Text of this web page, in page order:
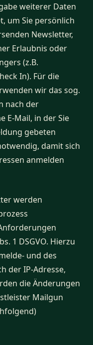
weiterer Daten
um Sie persönlich
Newsletter,
Erlaubnis oder
(z.B.
In). Für die
wir das sog.
nach der
E-Mail, in der Sie
gebeten
damit sich
anmelden
werden
1 DSGVO. Hierzu
und des
der IP-Adresse,
die Änderungen
Mailgun